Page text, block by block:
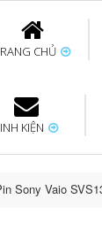
CHỦ
Thay
Thay pin
pin
KIỆN
Sony Vaio